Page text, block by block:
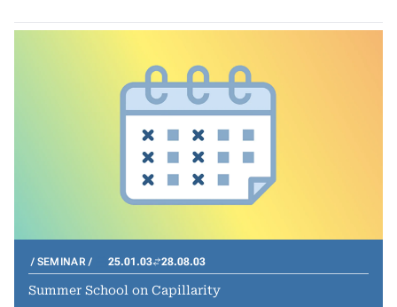
SEMINAR 25.01.03 28.08.03
Summer School on Capillarity